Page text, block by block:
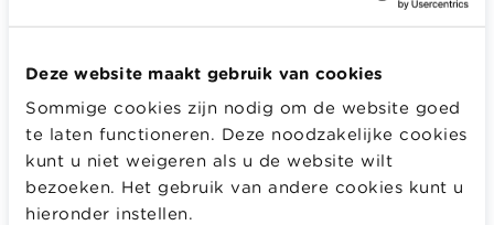
Deze website maakt gebruik van cookies
Sommige cookies zijn nodig om de website goed
te laten functioneren. Deze noodzakelijke cookies
kunt u niet weigeren als u de website wilt
bezoeken. Het gebruik van andere cookies kunt u
hieronder instellen.
Dienstencheques en PWA-cheques
Alle rekentools, checklists en meer
Budget, betalen, lenen en verzekeren